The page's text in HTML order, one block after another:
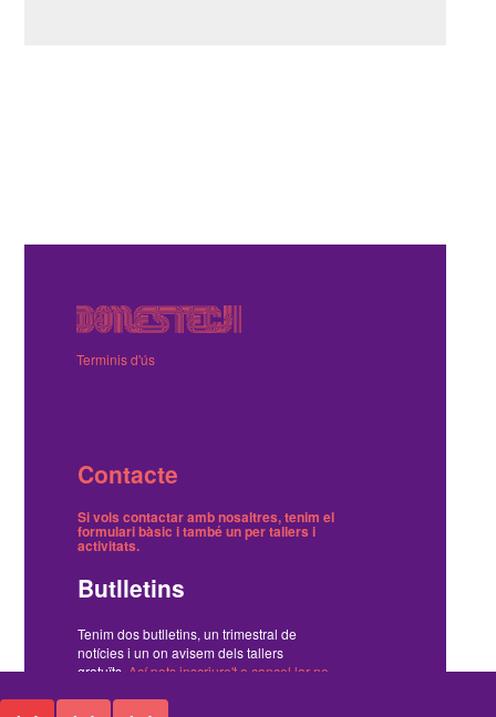
Terminis d'ús
Contacte
Si vols contactar amb nosaltres, tenim el
formulari bàsic i tambéun per tallers i
activitats.
Butlletins
Tenim dos butlletins, un trimestral de
notícies i un on avisem dels tallers
gratuïts. Ací pots inscriure't o cancel·lar-ne